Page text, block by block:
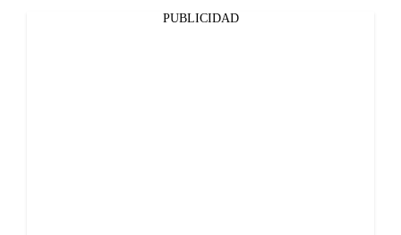
PUBLICIDAD